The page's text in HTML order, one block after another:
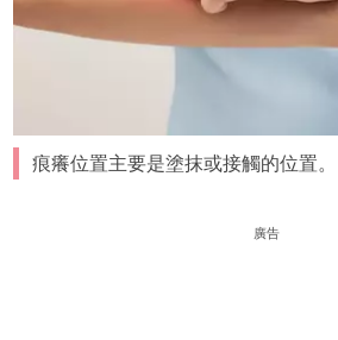
痕癢位置主要是塗抹或接觸的位置。
廣告